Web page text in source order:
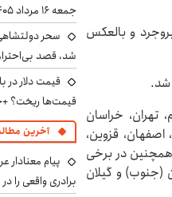
و بالعکس
شد.
خراسان
قزوین،
همچنین در برخی
(جنوب) و گیلان
جمعه ۱۶ مرداد ۱۴۰۵
سحر
شد، قصد
قیمت‌ها ریخت؟
آخرین
پیام معنادار
برادری واقعی را